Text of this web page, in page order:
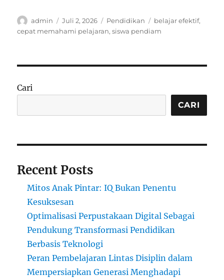
Author
admin
Posted
on
Juli 2, 2026 Categories
Pendidikan Tags
belajar efektif,
cepat memahami pelajaran,siswa pendiam
Cari
CARI
Recent Posts
Mitos Anak Pintar: IQ Bukan Penentu
Kesuksesan
Optimalisasi Perpustakaan Digital Sebagai
Pendukung Transformasi Pendidikan
Berbasis Teknologi
Peran Pembelajaran Lintas Disiplin dalam
Mempersiapkan Generasi Menghadapi